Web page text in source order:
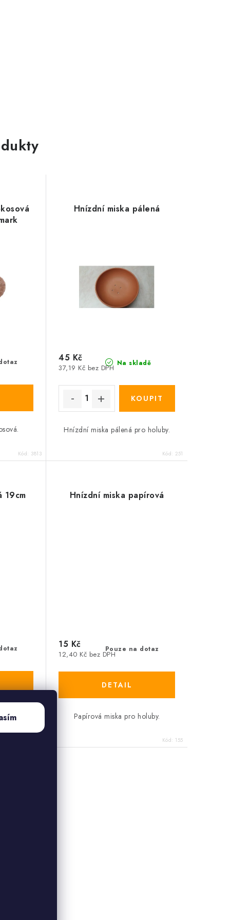
Kód: 3813
Hnízdní miska pálená
Na skladě
37,19 Kč bez DPH
45 Kč
Hnízdní miska pálená pro holuby.
Kód: 251
19cm Hnízdní miska papírová
Pouze na dotaz
12,40 Kč bez DPH
15 Kč
Papírová miska pro holuby.
Kód: 155